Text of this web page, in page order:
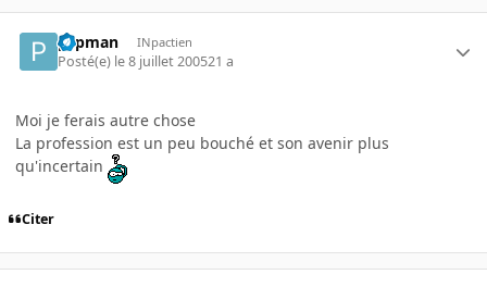
pcpman INpactien
Posté(e) le 8 juillet 200521 a
Moi je ferais autre chose
La profession est un peu bouché et son avenir plus
qu'incertain
Citer